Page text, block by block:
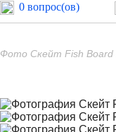
0 вопрос(ов)
Фото Скейт Fish